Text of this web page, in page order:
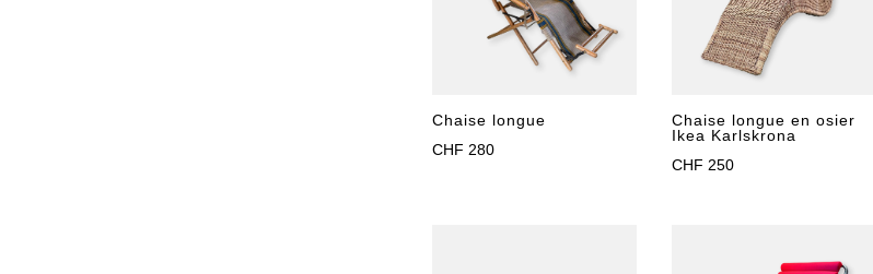
Chaise longue
CHF 280
Chaise longue en osier
Ikea Karlskrona
CHF 250